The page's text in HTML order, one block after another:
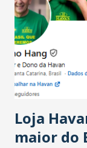
bares e
registraram
estabelecimentos
do observado no
novembro. Em
Loja
maior do